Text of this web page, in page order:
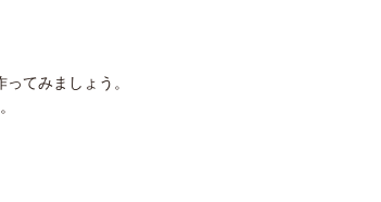
てみましょう。